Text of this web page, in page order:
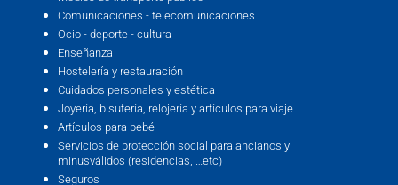
Comunicaciones - telecomunicaciones
Ocio - deporte - cultura
Enseñanza
Hostelería y restauración
Cuidados personales y estética
Joyería, bisutería, relojería y artículos para viaje
Artículos para bebé
Servicios de protección social para ancianos y
minusválidos (residencias, …etc)
Seguros